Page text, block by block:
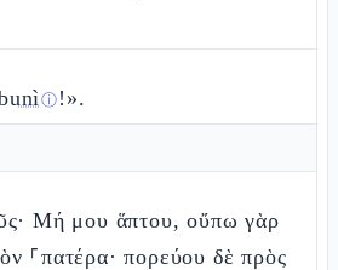
ⓘ !».
Μή μου ἅπτου, οὔπω γὰρ
⸀πατέρα· πορεύου δὲ πρὸς